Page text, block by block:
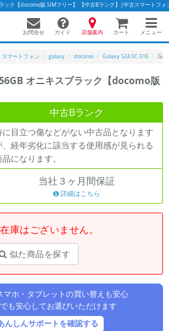
ック【docomo版 SIMフリー】 【中古Bランク】|中古スマートフォ
お問合せ ガイド 店舗案内 カート メニュー
スマートフォン galaxy docomo Galaxy S24 SC-51E
オニキスブラック【docomo版
中古Bランク
に目立つ傷などがない中古品となります
、経年劣化に該当する使用感が見られる
になります。
当社３ヶ月間保証
詳細はこちら
庫はございません。
似た商品を探す
マホ・タブレットの買い替えも安心
も安心してお選びいただけます
んしんサポートを確認する
ン検索に切り替える
ど